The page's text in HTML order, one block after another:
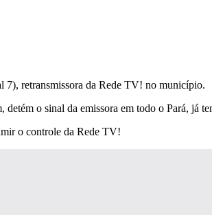
7), retransmissora da Rede TV! no município.
detém o sinal da emissora em todo o Pará, já
o controle da Rede TV!